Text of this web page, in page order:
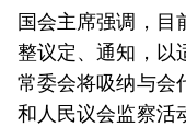
国会主席强调，目
整议定、通知，以
常委会将吸纳与会
和人民议会监察活